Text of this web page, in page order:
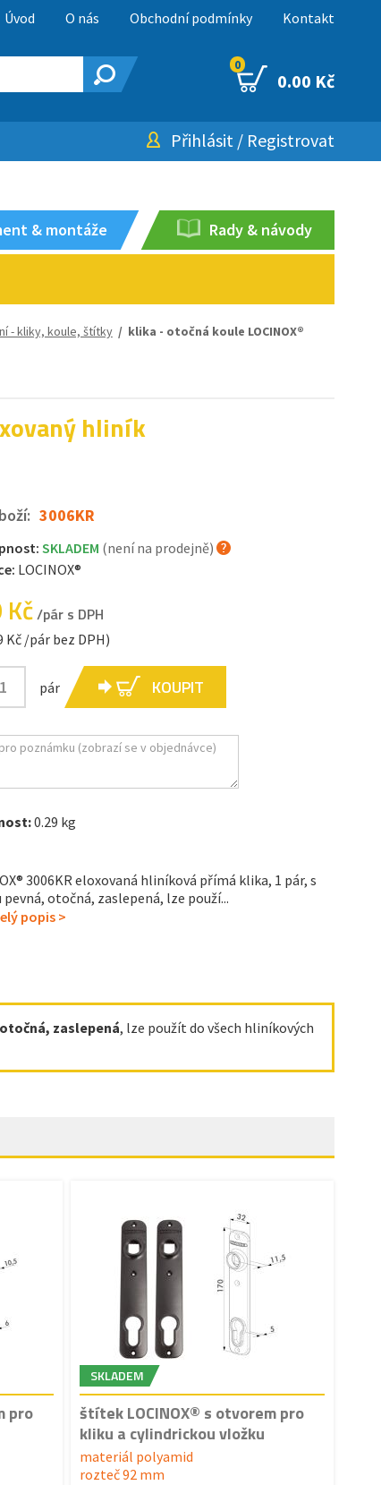
Úvod O nás Obchodní podmínky Kontakt
0
0.00 Kč
Přihlásit / Registrovat
& montáže Rady & návody
- kliky, koule, štítky/ klika - otočná koule LOCINOX®
hliník
3006KR
SKLADEM (není na prodejně)
LOCINOX®
/pár s DPH
Kč /pár bez DPH)
pár KOUPIT
0.29 kg
3006KR eloxovaná hliníková přímá klika, 1 pár, s
otočná, zaslepená, lze použí...
popis >
zaslepená, lze použít do všech hliníkových
pro
SKLADEM
štítek LOCINOX® s otvorem pro
kliku a cylindrickou vložku
materiál polyamid
rozteč 92 mm